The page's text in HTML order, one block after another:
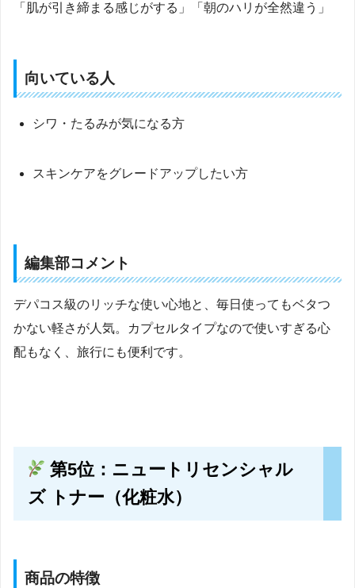
「肌が引き締まる感じがする」「朝のハリが全然違う」
向いている人
シワ・たるみが気になる方
スキンケアをグレードアップしたい方
編集部コメント
デパコス級のリッチな使い心地と、毎日使ってもベタつ
かない軽さが人気。カプセルタイプなので使いすぎる心
配もなく、旅行にも便利です。
第5位：ニュートリセンシャル
ズ トナー（化粧水）
商品の特徴